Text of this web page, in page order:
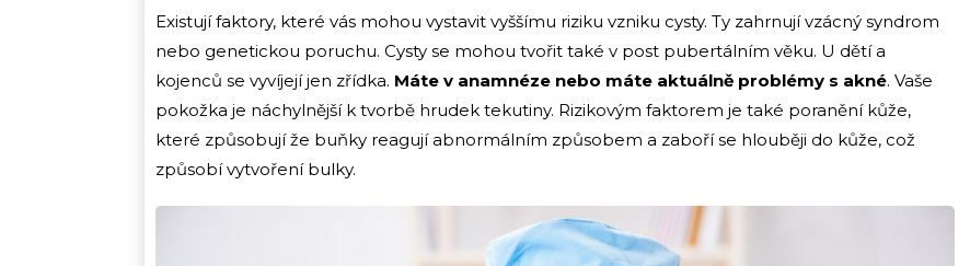
Existují faktory, které vás mohou vystavit vyššímu riziku vzniku cysty. Ty zahrnují vzácný syndrom
nebo genetickou poruchu. Cysty se mohou tvořit také v post pubertálním věku. U dětí a
kojenců se vyvíjejí jen zřídka. Máte v anamnéze nebo máte aktuálně problémy s akné. Vaše
pokožka je náchylnější k tvorbě hrudek tekutiny. Rizikovým faktorem je také poranění kůže,
které způsobují že buňky reagují abnormálním způsobem a zaboří se hlouběji do kůže, což
způsobí vytvoření bulky.